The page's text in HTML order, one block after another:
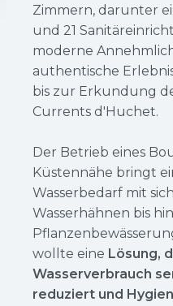
Zimmern, darunter
und 21
moderne
authentische
bis zur Erkundung
Currents d'Huchet.
Der Betrieb eines
Küstennähe bringt
Wasserbedarf mit
Wasserhähnen bis
wollte eine Lösung,
Wasserverbrauch
reduziert und